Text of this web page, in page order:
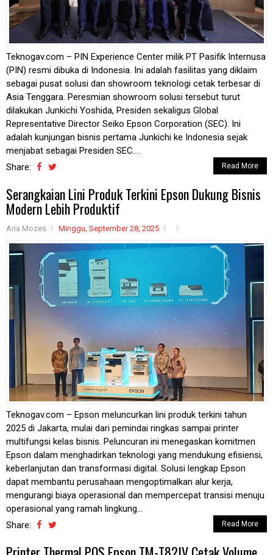
Teknogav.com – PIN Experience Center milik PT Pasifik Internusa
(PIN) resmi dibuka di Indonesia. Ini adalah fasilitas yang diklaim
sebagai pusat solusi dan showroom teknologi cetak terbesar di
Asia Tenggara. Peresmian showroom solusi tersebut turut
dilakukan Junkichi Yoshida, Presiden sekaligus Global
Representative Director Seiko Epson Corporation (SEC). Ini
adalah kunjungan bisnis pertama Junkichi ke Indonesia sejak
menjabat sebagai Presiden SEC....
Share:
Read More
Serangkaian Lini Produk Terkini Epson Dukung Bisnis
Modern Lebih Produktif
Aria Mozes Minggu, September 28, 2025
Teknogav.com – Epson meluncurkan lini produk terkini tahun
2025 di Jakarta, mulai dari pemindai ringkas sampai printer
multifungsi kelas bisnis. Peluncuran ini menegaskan komitmen
Epson dalam menghadirkan teknologi yang mendukung efisiensi,
keberlanjutan dan transformasi digital. Solusi lengkap Epson
dapat membantu perusahaan mengoptimalkan alur kerja,
mengurangi biaya operasional dan mempercepat transisi menuju
operasional yang ramah lingkung...
Share:
Read More